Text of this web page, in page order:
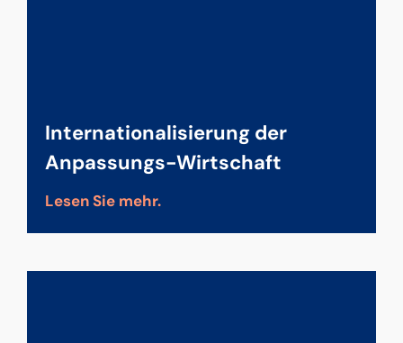
Internationalisierung der
Anpassungs-Wirtschaft
Lesen Sie mehr.